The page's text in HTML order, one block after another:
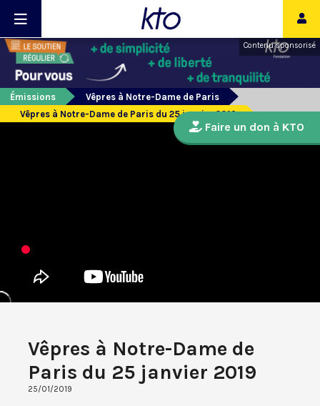
Contenu sponsorisé
Émissions
Vêpres à Notre-Dame de Paris
Vêpres à Notre-Dame de Paris du 25 janvier 2019
Vêpres à Notre-Dame de
Paris du 25 janvier 2019
25/01/2019
Faire un don à KTO